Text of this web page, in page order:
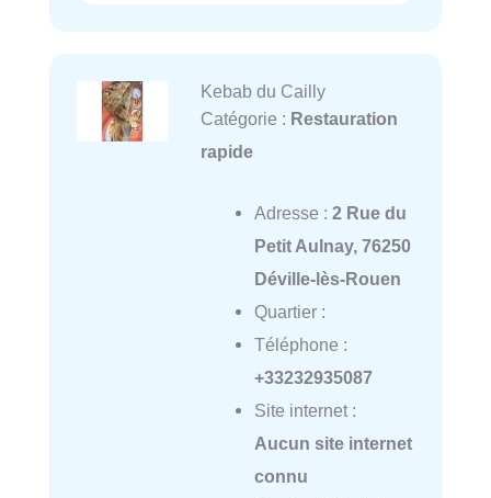
Kebab du Cailly
Catégorie : Restauration
rapide
Adresse : 2 Rue du
Petit Aulnay, 76250
Déville-lès-Rouen
Quartier :
Téléphone :
+33232935087
Site internet :
Aucun site internet
connu